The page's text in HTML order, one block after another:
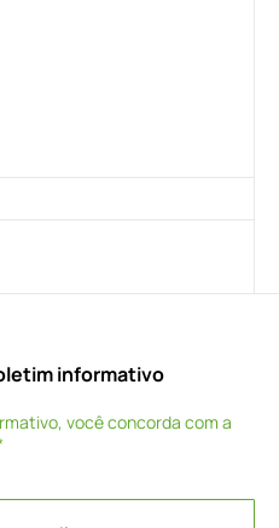
informativo
você concorda com a